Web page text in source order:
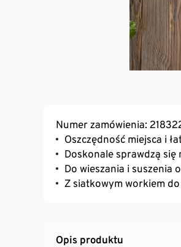
Numer zamówienia:
Oszczędność miejsca i
Doskonale sprawdzą
Do wieszania i suszenia
Z siatkowym workiem
Opis produktu